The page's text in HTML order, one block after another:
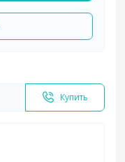
Купить